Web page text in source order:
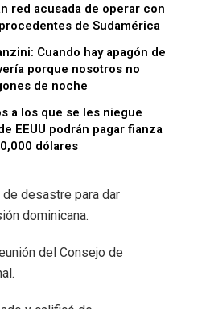
red acusada de operar con
de Sudamérica
Cuando hay apagón de
porque nosotros no
de noche
a los que se les niegue
EEUU podrán pagar fianza
dólares
desastre para dar
dominicana.
del Consejo de